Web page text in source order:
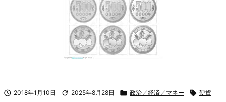
 2018年1月10日  2025年8月28日  政治／経済／マネー  硬貨